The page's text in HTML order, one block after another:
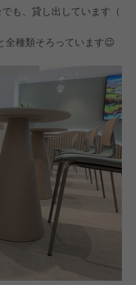
も、貸し出しています（
全種類そろっています😉